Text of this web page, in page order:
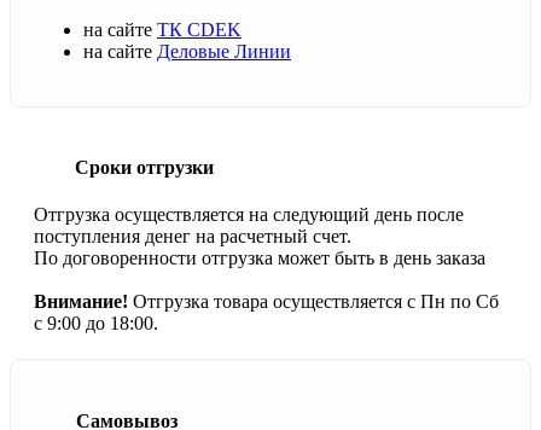
на сайте ТК CDEK
на сайте Деловые Линии
Сроки отгрузки
Отгрузка осуществляется на следующий день после
поступления денег на расчетный счет.
По договоренности отгрузка может быть в день заказа
Внимание! Отгрузка товара осуществляется с Пн по Сб
с 9:00 до 18:00.
Самовывоз